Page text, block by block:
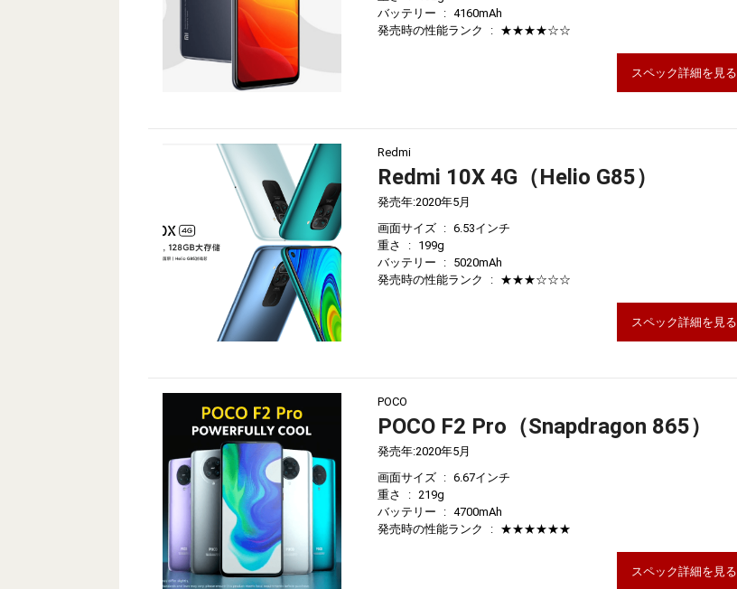
バッテリー
: 4160mAh
発売時の性能ランク
: ★★★★☆☆
スペック詳細を見る
Redmi
Redmi 10X 4G（Helio G85）
発売年:2020年5月
画面サイズ : 6.53インチ
重さ
: 199g
バッテリー
: 5020mAh
発売時の性能ランク
: ★★★☆☆☆
スペック詳細を見る
POCO
POCO F2 Pro（Snapdragon 865）
発売年:2020年5月
画面サイズ : 6.67インチ
重さ
: 219g
バッテリー
: 4700mAh
発売時の性能ランク
: ★★★★★★
スペック詳細を見る